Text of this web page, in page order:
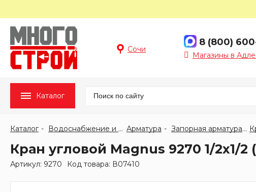
Сочи
8 (800)
Магазины в
Каталог
Каталог Водоснабжение и отопление Арматура Запорная арматура
Кран угловой Magnus 9270 1/2х1/2
Артикул: 9270 Код товара: В07410